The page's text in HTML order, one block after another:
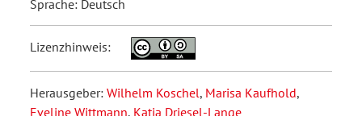
Sprache: Deutsch
Lizenzhinweis:
Herausgeber: Wilhelm Koschel, Marisa Kaufhold,
Eveline Wittmann, Katja Driesel-Lange